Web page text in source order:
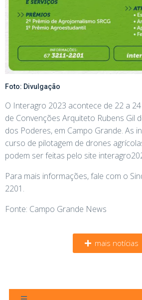
Foto: Divulgação
O Interagro 2023 acontece de 22 a
de Convenções Arquiteto Rubens Gil
dos Poderes, em Campo Grande. As
curso de pilotagem de drones
podem ser feitas pelo site
Para mais informações, fale com o
2201.
Fonte: Campo Grande News
mais notícias